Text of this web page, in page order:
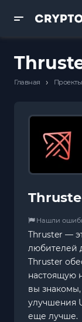
Главная › Проекты
Нашли
Thruster —
любителей
Thruster
настоящую
вы
улучшения
еще лучше.